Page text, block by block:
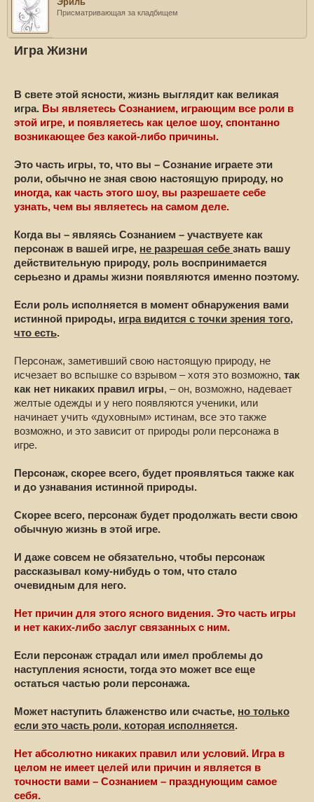
Присматривающая за кладбищем
Игра Жизни
В свете этой ясности, жизнь выглядит как великая
игра. Вы являетесь Сознанием, играющим все роли в
этой игре, и появляетесь как целое шоу, спонтанно
возникающее без какой-либо причины.
Это часть игры, то, что вы – Сознание играете эти
роли, обычно не зная свою настоящую природу, но
иногда, как часть этого шоу, вы разрешаете себе
узнать, чем вы являетесь на самом деле.
Когда вы – являясь Сознанием – участвуете как
персонаж в вашей игре, не разрешая себе знать вашу
действительную природу, роль воспринимается
серьезно и драмы жизни появляются именно поэтому.
Если роль исполняется в момент обнаружения вами
истинной природы, игра видится с точки зрения того,
что есть.
Персонаж, заметивший свою настоящую природу, не
исчезает во вспышке со взрывом – хотя это возможно, так
как нет никаких правил игры, – он, возможно, надевает
желтые одежды и у него появляются ученики, или
начинает учить «духовным» истинам, все это также
возможно, и это зависит от природы роли персонажа в
игре.
Персонаж, скорее всего, будет проявляться также как
и до узнавания истинной природы.
Скорее всего, персонаж будет продолжать вести свою
обычную жизнь в этой игре.
И даже совсем не обязательно, чтобы персонаж
рассказывал кому-нибудь о том, что стало
очевидным для него.
Нет причин для этого ясного видения. Это часть игры
и нет каких-либо заслуг связанных с ним.
Если персонаж страдал или имел проблемы до
наступления ясности, тогда это может все еще
остаться частью роли персонажа.
Может наступить блаженство или счастье, но только
если это часть роли, которая исполняется.
Нет абсолютно никаких правил или условий. Игра в
целом не имеет целей или причин и является в
точности вами – Сознанием – празднующим самое
себя.